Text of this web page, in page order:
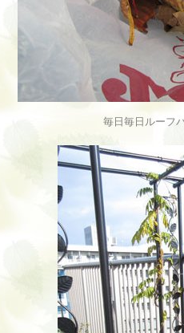
毎日毎日ルーフ